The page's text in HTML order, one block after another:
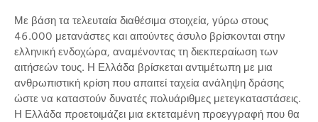
Με βάση τα τελευταία διαθέσιμα στοιχεία, γύρω στους
46.000 μετανάστες και αιτούντες άσυλο βρίσκονται στην
ελληνική ενδοχώρα, αναμένοντας τη διεκπεραίωση των
αιτήσεών τους. Η Ελλάδα βρίσκεται αντιμέτωπη με μια
ανθρωπιστική κρίση που απαιτεί ταχεία ανάληψη δράσης
ώστε να καταστούν δυνατές πολυάριθμες μετεγκαταστάσεις.
Η Ελλάδα προετοιμάζει μια εκτεταμένη προεγγραφή που θα